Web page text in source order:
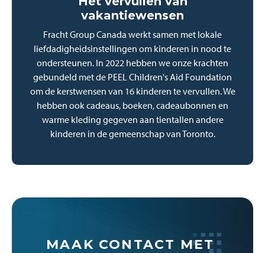
vakantiewensen
Fracht Group Canada werkt samen met lokale
liefdadigheidsinstellingen om kinderen in nood te
ondersteunen. In 2022 hebben we onze krachten
gebundeld met de PEEL Children's Aid Foundation
om de kerstwensen van 16 kinderen te vervullen. We
hebben ook cadeaus, boeken, cadeaubonnen en
warme kleding gegeven aan tientallen andere
kinderen in de gemeenschap van Toronto.
MAAK CONTACT MET